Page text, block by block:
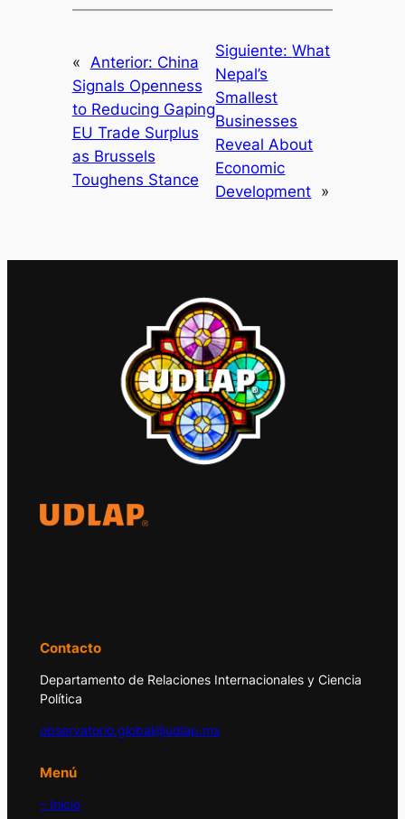
« Anterior: China
Signals Openness
to Reducing Gaping
EU Trade Surplus
as Brussels
Toughens Stance
Siguiente:What
Nepal’s
Smallest
Businesses
Reveal About
Economic
Development »
Contacto
Departamento de Relaciones Internacionales y Ciencia
Política
observatorio.global@udlap.mx
Menú
– Inicio